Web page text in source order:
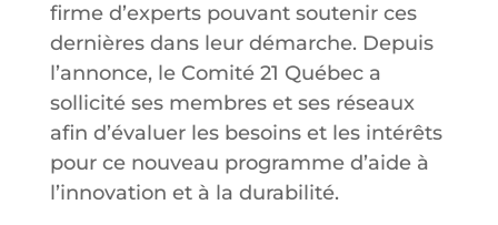
firme d’experts pouvant soutenir ces
dernières dans leur démarche. Depuis
l’annonce, le Comité 21 Québec a
sollicité ses membres et ses réseaux
afin d’évaluer les besoins et les intérêts
pour ce nouveau programme d’aide à
l’innovation et à la durabilité.